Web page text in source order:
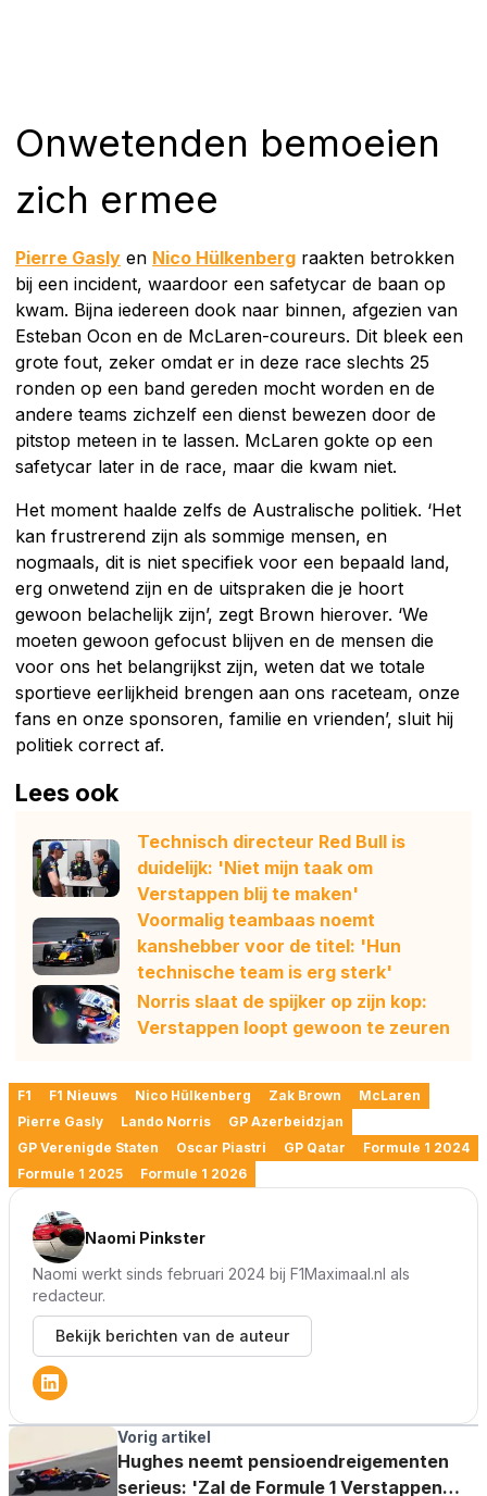
Onwetenden bemoeien
zich ermee
Pierre Gasly en Nico Hülkenberg raakten betrokken
bij een incident, waardoor een safetycar de baan op
kwam. Bijna iedereen dook naar binnen, afgezien van
Esteban Ocon en de McLaren-coureurs. Dit bleek een
grote fout, zeker omdat er in deze race slechts 25
ronden op een band gereden mocht worden en de
andere teams zichzelf een dienst bewezen door de
pitstop meteen in te lassen. McLaren gokte op een
safetycar later in de race, maar die kwam niet.
Het moment haalde zelfs de Australische politiek. ‘Het
kan frustrerend zijn als sommige mensen, en
nogmaals, dit is niet specifiek voor een bepaald land,
erg onwetend zijn en de uitspraken die je hoort
gewoon belachelijk zijn’, zegt Brown hierover. ‘We
moeten gewoon gefocust blijven en de mensen die
voor ons het belangrijkst zijn, weten dat we totale
sportieve eerlijkheid brengen aan ons raceteam, onze
fans en onze sponsoren, familie en vrienden’, sluit hij
politiek correct af.
Lees ook
Technisch directeur Red Bull is
duidelijk: 'Niet mijn taak om
Verstappen blij te maken'
Voormalig teambaas noemt
kanshebber voor de titel: 'Hun
technische team is erg sterk'
Norris slaat de spijker op zijn kop:
Verstappen loopt gewoon te zeuren
F1 F1 Nieuws Nico Hülkenberg Zak Brown
McLaren
Pierre Gasly
Lando Norris
GP Azerbeidzjan
GP Verenigde Staten
Oscar Piastri GP Qatar
Formule 1 2024
Formule 1 2025
Formule 1 2026
Naomi Pinkster
Naomi werkt sinds februari 2024 bij F1Maximaal.nl als
redacteur.
Bekijk berichten van de auteur
Vorig artikel
Hughes neemt pensioendreigementen
serieus: 'Zal de Formule 1 Verstappen